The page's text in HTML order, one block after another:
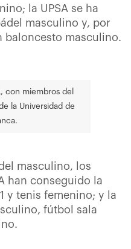
la UPSA se ha
masculino y, por
baloncesto masculino.
con miembros del
la Universidad de
masculino, los
han conseguido la
y tenis femenino; y la
fútbol sala